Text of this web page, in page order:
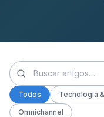
Todos Tecnologia
Omnichannel